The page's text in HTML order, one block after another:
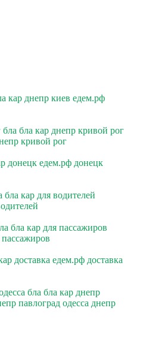
кар днепр киев едем.рф
бла кар днепр кривой рог
кривой рог
донецк едем.рф донецк
бла кар для водителей
бла кар для пассажиров
доставка едем.рф доставка
бла бла кар днепр
павлоград одесса днепр